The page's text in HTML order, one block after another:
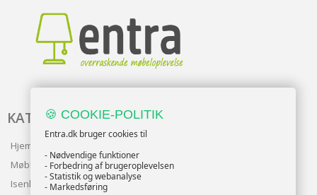
KATALOG
Hjem & Have
Møbler
Isenkram
🍪 COOKIE-POLITIK
Entra.dk bruger cookies til
- Nødvendige funktioner
- Forbedring af brugeroplevelsen
- Statistik og webanalyse
- Markedsføring